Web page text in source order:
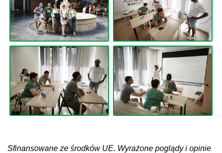
Sfinansowane ze środków UE. Wyrażone poglądy i opinie